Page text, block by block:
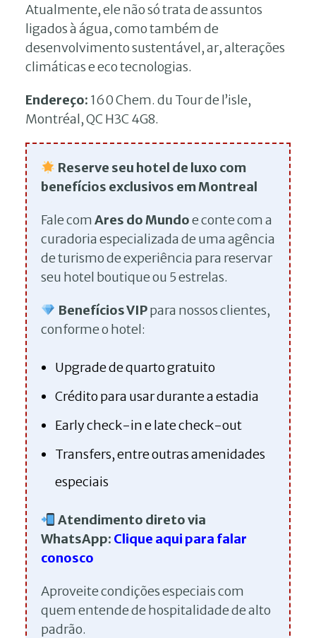
Atualmente, ele não só trata de assuntos
ligados à água, como também de
desenvolvimento sustentável, ar, alterações
climáticas e eco tecnologias.
Endereço: 160 Chem. du Tour de l’isle,
Montréal, QC H3C 4G8.
Reserve seu hotel de luxo com
benefícios exclusivos em Montreal
Fale comAres do Mundoe conte com a
curadoria especializada de uma agência
de turismo de experiência para reservar
seu hotel boutique ou 5 estrelas.
Benefícios VIPpara nossos clientes,
conforme o hotel:
Upgrade de quarto gratuito
Crédito para usar durante a estadia
Early check-in e late check-out
Transfers, entre outras amenidades
especiais
Atendimento direto via
WhatsApp: Clique aqui para falar
conosco
Aproveite condições especiais com
quem entende de hospitalidade de alto
padrão.